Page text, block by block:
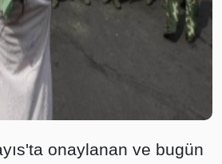
onaylanan ve bugün